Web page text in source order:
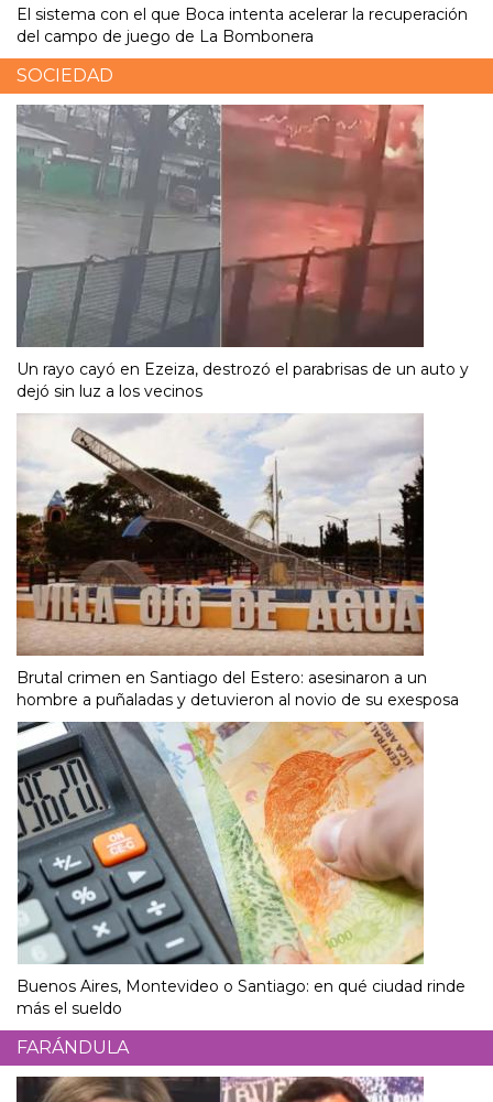
El sistema con el que Boca intenta acelerar la recuperación
del campo de juego de La Bombonera
SOCIEDAD
Un rayo cayó en Ezeiza, destrozó el parabrisas de un auto y
dejó sin luz a los vecinos
Brutal crimen en Santiago del Estero: asesinaron a un
hombre a puñaladas y detuvieron al novio de su exesposa
Buenos Aires, Montevideo o Santiago: en qué ciudad rinde
más el sueldo
FARÁNDULA